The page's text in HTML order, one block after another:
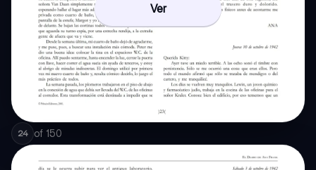
Ver
24 of 150